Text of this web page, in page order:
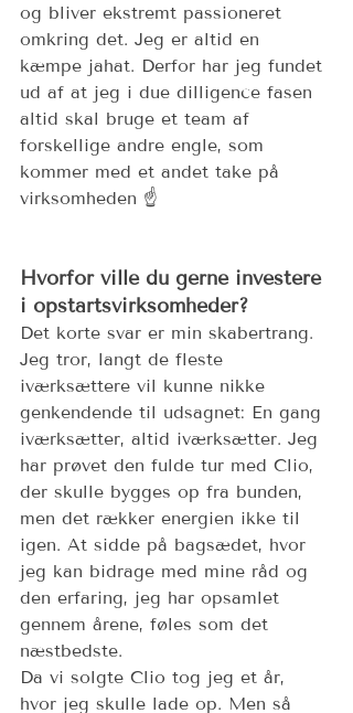
og bliver ekstremt passioneret
omkring det. Jeg er altid en
kæmpe jahat. Derfor har jeg fundet
ud af at jeg i due dilligence fasen
altid skal bruge et team af
forskellige andre engle, som
kommer med et andet take på
virksomheden ☝️
Hvorfor ville du gerne investere
i opstartsvirksomheder?
Det korte svar er min skabertrang.
Jeg tror, langt de fleste
iværksættere vil kunne nikke
genkendende til udsagnet: En gang
iværksætter, altid iværksætter. Jeg
har prøvet den fulde tur med Clio,
der skulle bygges op fra bunden,
men det rækker energien ikke til
igen. At sidde på bagsædet, hvor
jeg kan bidrage med mine råd og
den erfaring, jeg har opsamlet
gennem årene, føles som det
næstbedste.
Da vi solgte Clio tog jeg et år,
hvor jeg skulle lade op. Men så